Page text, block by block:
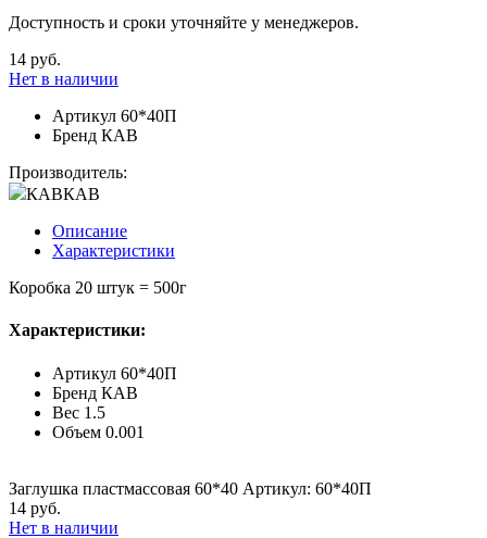
Доступность и сроки уточняйте у менеджеров.
14 руб.
Нет в наличии
Артикул 60*40П
Бренд КАВ
Производитель:
КАВКАВ
Описание
Характеристики
Коробка 20 штук = 500г
Характеристики:
Артикул 60*40П
Бренд КАВ
Вес 1.5
Объем 0.001
Заглушка пластмассовая 60*40 Артикул: 60*40П
14 руб.
Нет в наличии